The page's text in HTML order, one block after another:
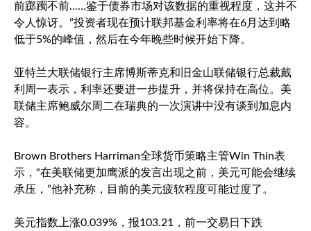
前踯躅不前......鉴于债券市场对该数据的重视程度，这并不
令人惊讶。”投资者现在预计联邦基金利率将在6月达到略
低于5%的峰值，然后在今年晚些时候开始下降。
亚特兰大联储银行主席博斯蒂克和旧金山联储银行总裁戴
利周一表示，利率还要进一步提升，并将保持在高位。美
联储主席鲍威尔周二在瑞典的一次演讲中没有谈到加息内
容。
Brown Brothers Harriman全球货币策略主管Win Thin表
示，“在美联储更加鹰派的发言出现之前，美元可能会继续
承压，”他补充称，目前的美元疲软程度可能过度了。
美元指数 上涨0.039%，报103.21，前一交易日下跌